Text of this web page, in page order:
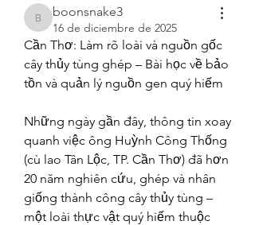
boonsnake3
boonsnake3
16 de diciembre de 2025
Cần Thơ: Làm rõ loài và nguồn gốc
cây thủy tùng ghép – Bài học về bảo
tồn và quản lý nguồn gen quý hiếm
Những ngày gần đây, thông tin xoay
quanh việc ông Huỳnh Công Thống
(cù lao Tân Lộc, TP. Cần Thơ) đã hơn
20 năm nghiên cứu, ghép và nhân
giống thành công cây thủy tùng –
một loài thực vật quý hiếm thuộc